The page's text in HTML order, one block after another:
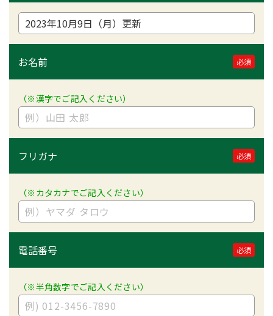
お名前 必須
（※漢字でご記入ください）
フリガナ 必須
（※カタカナでご記入ください）
電話番号 必須
（※半角数字でご記入ください）